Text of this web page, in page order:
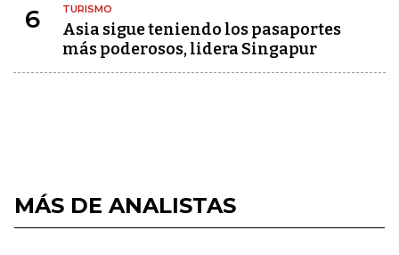
6 TURISMO
Asia sigue teniendo los pasaportes
más poderosos, lidera Singapur
MÁS DE ANALISTAS